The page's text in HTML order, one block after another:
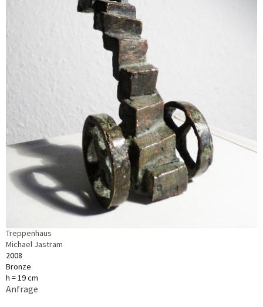
Treppenhaus
Michael Jastram
2008
Bronze
h = 19 cm
Anfrage